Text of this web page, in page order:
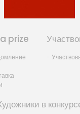
prize
-
в